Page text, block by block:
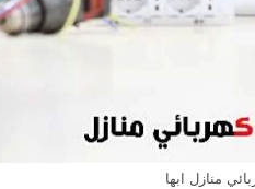
منازل ابها